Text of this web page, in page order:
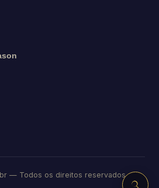
— Todos os direitos reservados